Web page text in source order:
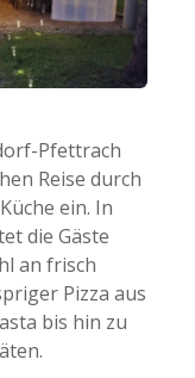
Pfettrach
Reise durch
ein. In
die Gäste
an frisch
Pizza aus
bis hin zu